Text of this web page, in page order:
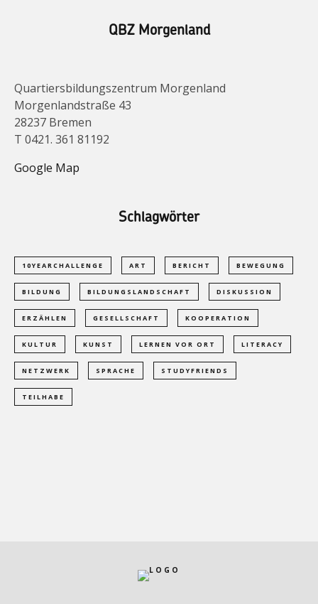
QBZ Morgenland
Quartiersbildungszentrum Morgenland
Morgenlandstraße 43
28237 Bremen
T 0421. 361 81192
Google Map
Schlagwörter
10YEARCHALLENGE ART BERICHT BEWEGUNG
BILDUNG BILDUNGSLANDSCHAFT DISKUSSION
ERZÄHLEN GESELLSCHAFT KOOPERATION
KULTUR KUNST LERNEN VOR ORT LITERACY
NETZWERK SPRACHE STUDYFRIENDS
TEILHABE